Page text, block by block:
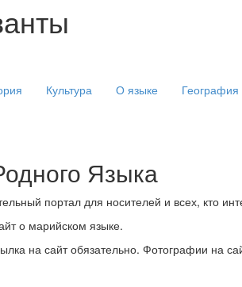
Культура О языке География
Языка
портал для носителей и всех, кто
о марийском языке.
на сайт обязательно. Фотографии на